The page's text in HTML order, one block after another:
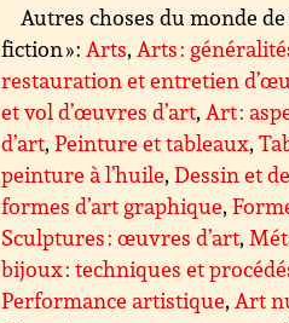
Autres choses du monde
fiction » :Arts,Arts :
restauration et entretien
et vol d’œuvres d’art,Art :
d’art,Peinture et tableaux,
peinture à l’huile,Dessin et
formes d’art graphique,
Sculptures : œuvres d’art,
bijoux : techniques et
Performance artistique,Art